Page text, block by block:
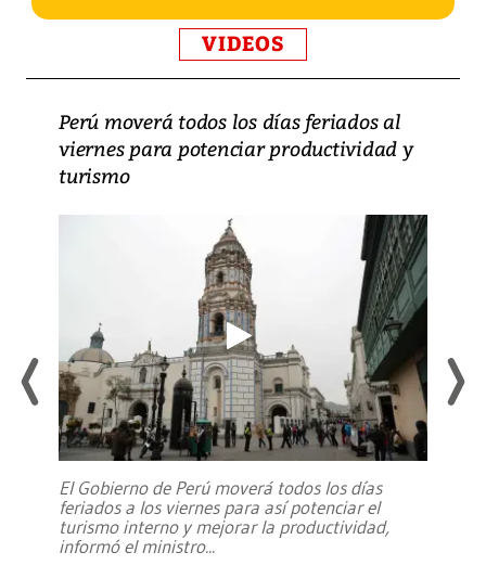
VIDEOS
Perú moverá todos los días feriados al
viernes para potenciar productividad y
turismo
El Gobierno de Perú moverá todos los días
feriados a los viernes para así potenciar el
turismo interno y mejorar la productividad,
informó el ministro...